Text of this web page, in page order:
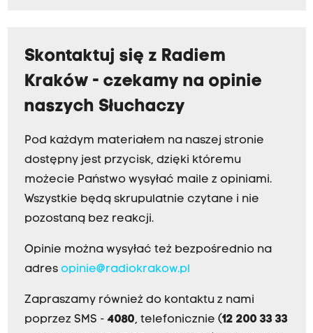
Skontaktuj się z Radiem
Kraków - czekamy na opinie
naszych Słuchaczy
Pod każdym materiałem na naszej stronie
dostępny jest przycisk, dzięki któremu
możecie Państwo wysyłać maile z opiniami.
Wszystkie będą skrupulatnie czytane i nie
pozostaną bez reakcji.
Opinie można wysyłać też bezpośrednio na
adres opinie@radiokrakow.pl
Zapraszamy również do kontaktu z nami
poprzez SMS - 4080, telefonicznie (12 200 33 33